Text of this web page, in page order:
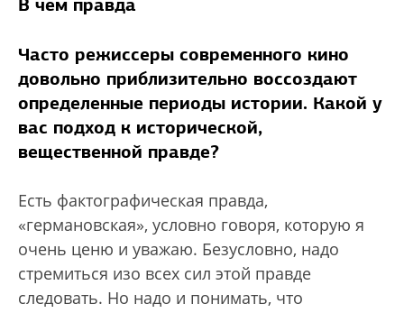
В чем правда
Часто режиссеры современного кино
довольно приблизительно воссоздают
определенные периоды истории. Какой у
вас подход к исторической,
вещественной правде?
Есть фактографическая правда,
«германовская», условно говоря, которую я
очень ценю и уважаю. Безусловно, надо
стремиться изо всех сил этой правде
следовать. Но надо и понимать, что